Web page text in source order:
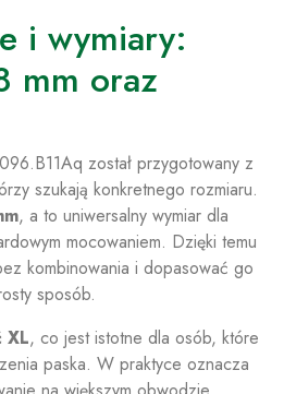
i wymiary:
mm oraz
został przygotowany z
szukają konkretnego rozmiaru.
, a to uniwersalny wymiar dla
mocowaniem. Dzięki temu
kombinowania i dopasować go
sposób.
XL, co jest istotne dla osób, które
paska. W praktyce oznacza